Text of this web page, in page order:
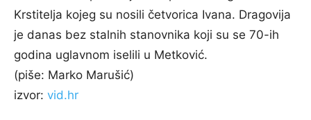
Krstitelja kojeg su nosili četvorica Ivana. Dragovija
je danas bez stalnih stanovnika koji su se 70-ih
godina uglavnom iselili u Metković.
(piše: Marko Marušić)
izvor: vid.hr